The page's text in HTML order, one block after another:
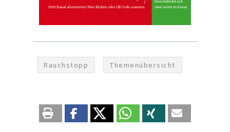
Rauchstopp Themenübersicht